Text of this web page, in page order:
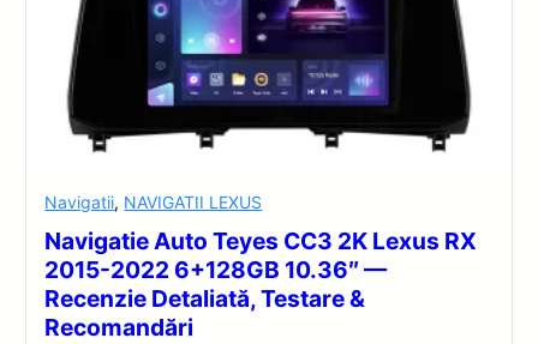
Navigatii, NAVIGATII LEXUS
Navigatie Auto Teyes CC3 2K Lexus RX
2015-2022 6+128GB 10.36″ —
Recenzie Detaliată, Testare &
Recomandări